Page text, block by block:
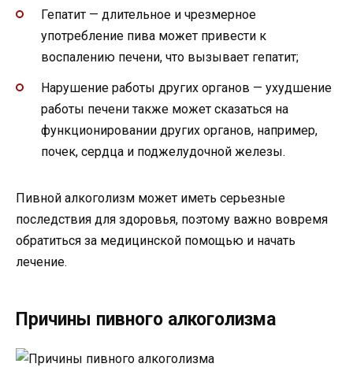
Гепатит — длительное и чрезмерное
употребление пива может привести к
воспалению печени, что вызывает гепатит;
Нарушение работы других органов — ухудшение
работы печени также может сказаться на
функционировании других органов, например,
почек, сердца и поджелудочной железы.
Пивной алкоголизм может иметь серьезные
последствия для здоровья, поэтому важно вовремя
обратиться за медицинской помощью и начать
лечение.
Причины пивного алкоголизма